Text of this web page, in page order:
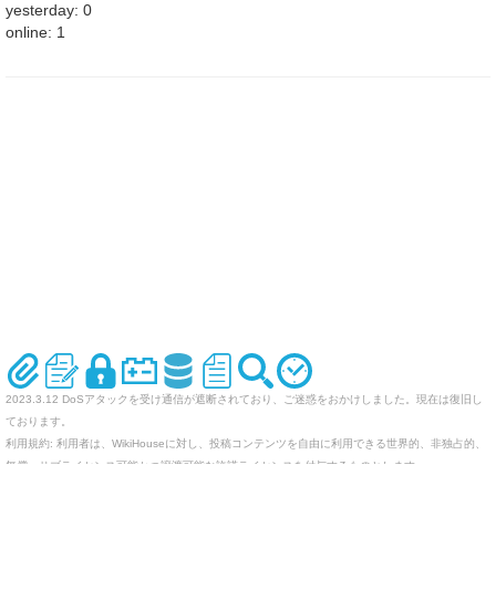
yesterday: 0
online: 1
2023.3.12 DoSアタックを受け通信が遮断されており、ご迷惑をおかけしました。現在は復旧し
ております。
利用規約: 利用者は、WikiHouseに対し、投稿コンテンツを自由に利用できる世界的、非独占的、
無償、サブライセンス可能かつ譲渡可能な許諾ライセンスを付与するものとします。